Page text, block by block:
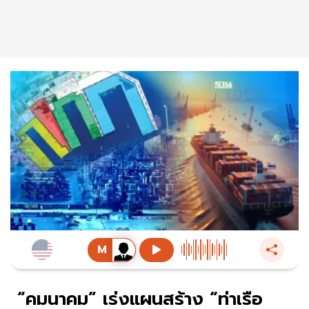
“คมนาคม” เร่งแผนสร้าง “ท่าเรือ